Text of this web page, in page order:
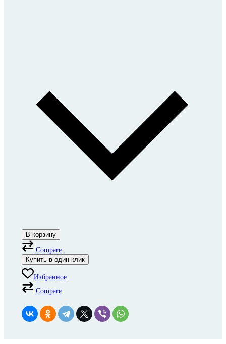
В корзину
Compare
Купить в один клик
Избранное
Compare